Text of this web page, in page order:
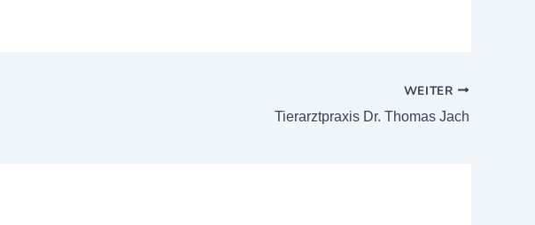
WEITER
Tierarztpraxis Dr. Thomas Jach